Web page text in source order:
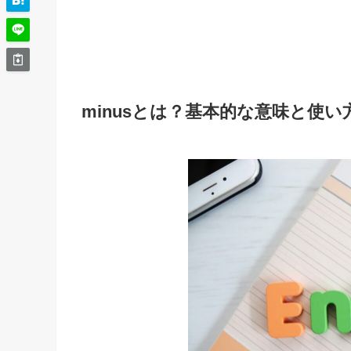
minusとは？基本的な意味と使い